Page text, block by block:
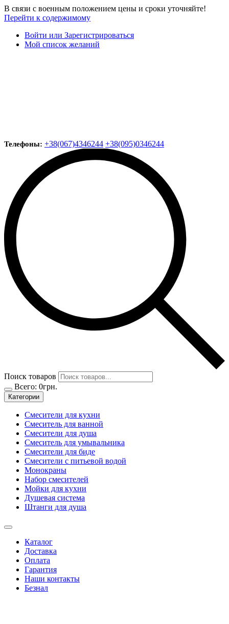
В связи с военным положением цены и сроки уточняйте!
Перейти к содержимому
Войти или Зарегистрироваться
Мой список желаний
Телефоны: +38(067)4346244 +38(095)0346244
Поиск товаров
Всего: 0грн.
Категории
Смесители для кухни
Смеситель для ванной
Смесители для душа
Смеситель для умывальника
Смесители для биде
Смесители с питьевой водой
Монокраны
Набор смесителей
Мойки для кухни
Душевая система
Штанги для душа
Каталог
Доставка
Оплата
Гарантия
Наши контакты
Безнал